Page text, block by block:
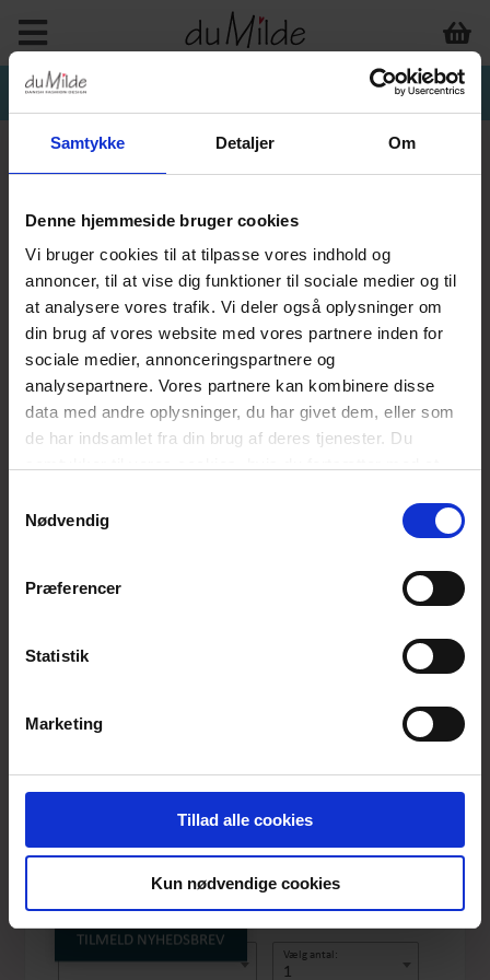
Samtykke Detaljer Om
Denne hjemmeside bruger cookies
Vi bruger cookies til at tilpasse vores indhold og
annoncer, til at vise dig funktioner til sociale medier og til
at analysere vores trafik. Vi deler også oplysninger om
din brug af vores website med vores partnere inden for
sociale medier, annonceringspartnere og
analysepartnere. Vores partnere kan kombinere disse
data med andre oplysninger, du har givet dem, eller som
de har indsamlet fra din brug af deres tjenester. Du
Nødvendig
Præferencer
Statistik
Marketing
Tillad alle cookies
Kun nødvendige cookies
ILAIKO CROSS JACKET
BLACK
Produktnummer: SS26-KH-085
DKK 1549,-
Vælg antal:
1
TILMELD NYHEDSBREV